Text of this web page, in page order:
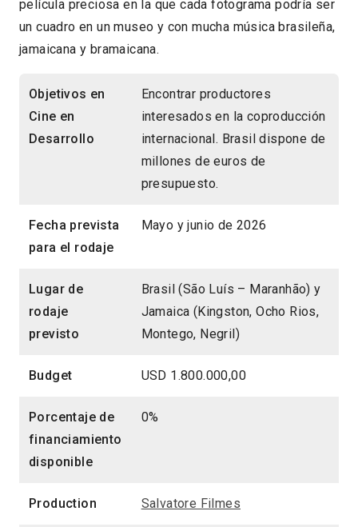
película preciosa en la que cada fotograma podría ser
un cuadro en un museo y con mucha música brasileña,
jamaicana y bramaicana.
Objetivos en
Cine en
Desarrollo
Encontrar productores
interesados en la coproducción
internacional. Brasil dispone de
millones de euros de
presupuesto.
Fecha prevista
para el rodaje
Mayo y junio de 2026
Lugar de
rodaje
previsto
Brasil (São Luís – Maranhão) y
Jamaica (Kingston, Ocho Rios,
Montego, Negril)
Budget USD 1.800.000,00
Porcentaje de
financiamiento
disponible
0%
Production Salvatore Filmes